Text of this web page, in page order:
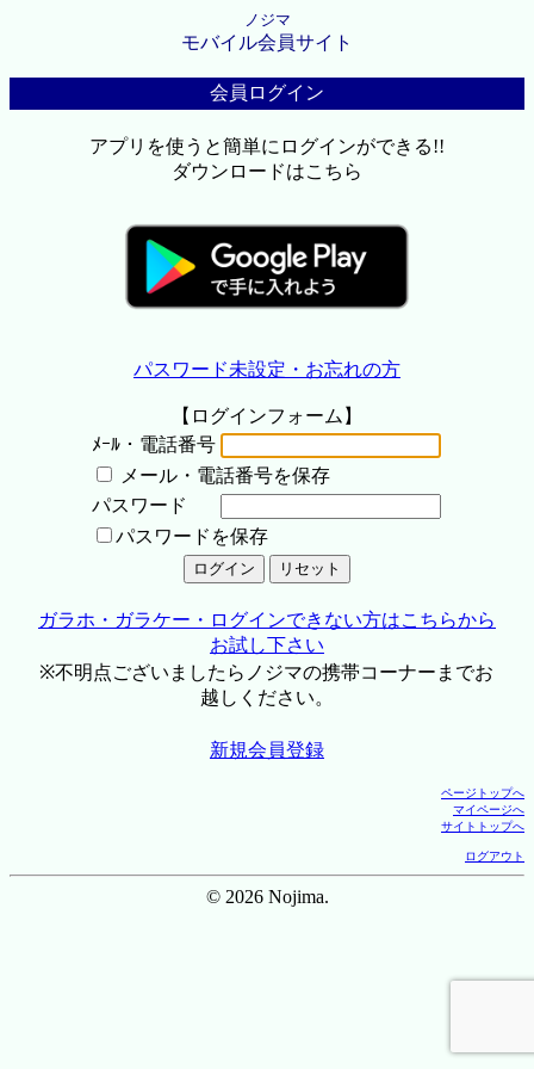
ノジマ
モバイル会員サイト
会員ログイン
アプリを使うと簡単にログインができる!!
ダウンロードはこちら
パスワード未設定・お忘れの方
【ログインフォーム】
ﾒｰﾙ・電話番号
メール・電話番号を保存
パスワード
パスワードを保存
ガラホ・ガラケー・ログインできない方はこちらから
お試し下さい
※不明点ございましたらノジマの携帯コーナーまでお
越しください。
新規会員登録
ページトップへ
マイページへ
サイトトップへ
ログアウト
© 2026 Nojima.